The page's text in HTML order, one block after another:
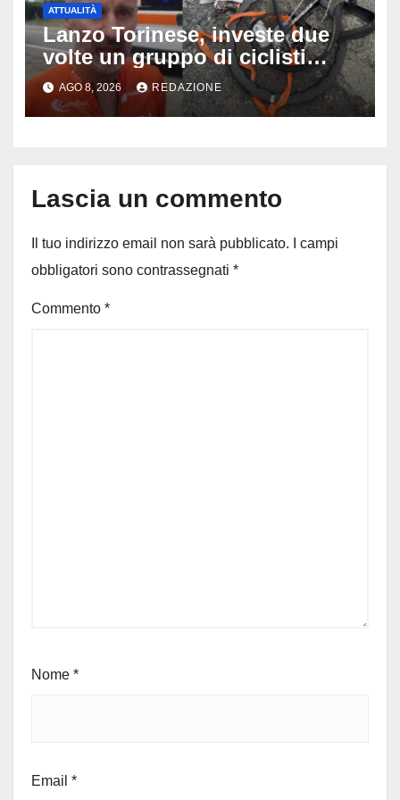
ATTUALITÀ
Lanzo Torinese, investe due
volte un gruppo di ciclisti
dopo una lite: arrestato
73enne, il racconto choc di un
ferito
AGO 8, 2026 REDAZIONE
Lascia un commento
Il tuo indirizzo email non sarà pubblicato.
I campi
obbligatori sono contrassegnati *
Commento *
Nome *
Email *